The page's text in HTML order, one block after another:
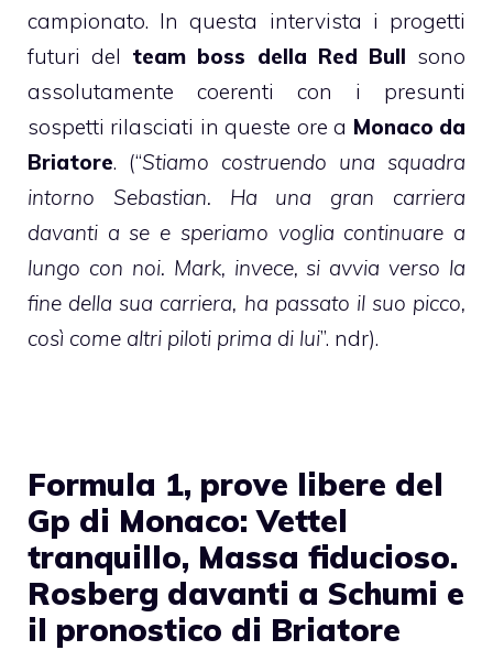
campionato. In questa intervista i progetti
futuri del team boss della Red Bull sono
assolutamente coerenti con i presunti
sospetti rilasciati in queste ore a Monaco da
Briatore. (“Stiamo costruendo una squadra
intorno Sebastian. Ha una gran carriera
davanti a se e speriamo voglia continuare a
lungo con noi. Mark, invece, si avvia verso la
fine della sua carriera, ha passato il suo picco,
così come altri piloti prima di lui”. ndr).
Formula 1, prove libere del
Gp di Monaco: Vettel
tranquillo, Massa fiducioso.
Rosberg davanti a Schumi e
il pronostico di Briatore